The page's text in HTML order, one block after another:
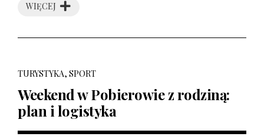
WIĘCEJ
TURYSTYKA, SPORT
Weekend w Pobierowie z rodziną:
plan i logistyka